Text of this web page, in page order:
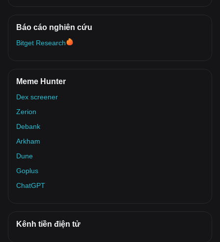
Báo cáo nghiên cứu
Bitget Research
Meme Hunter
Dex screener
Zerion
Debank
Arkham
Dune
Goplus
ChatGPT
Kênh tiền điện tử